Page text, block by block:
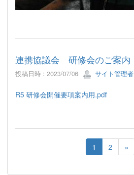
連携協議会 研修会のご案内
投稿日時 : 2023/07/06 サイト管理者
R5 研修会開催要項案内用.pdf
1 2 »